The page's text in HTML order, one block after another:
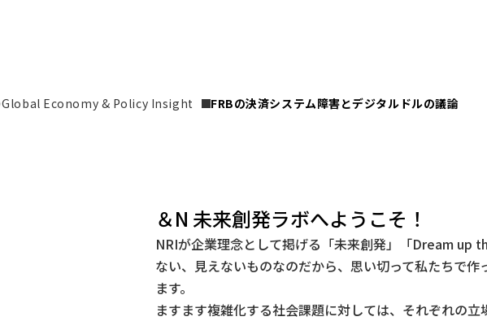
Global Economy & Policy Insight FRBの決済システム障害とデジタルドルの議論
＆N 未来創発ラボへようこそ！
NRIが企業理念として掲げる「未来創発」「Dream up
ない、見えないものなのだから、思い切って私たちで
ます。
ますます複雑化する社会課題に対しては、それぞれの立